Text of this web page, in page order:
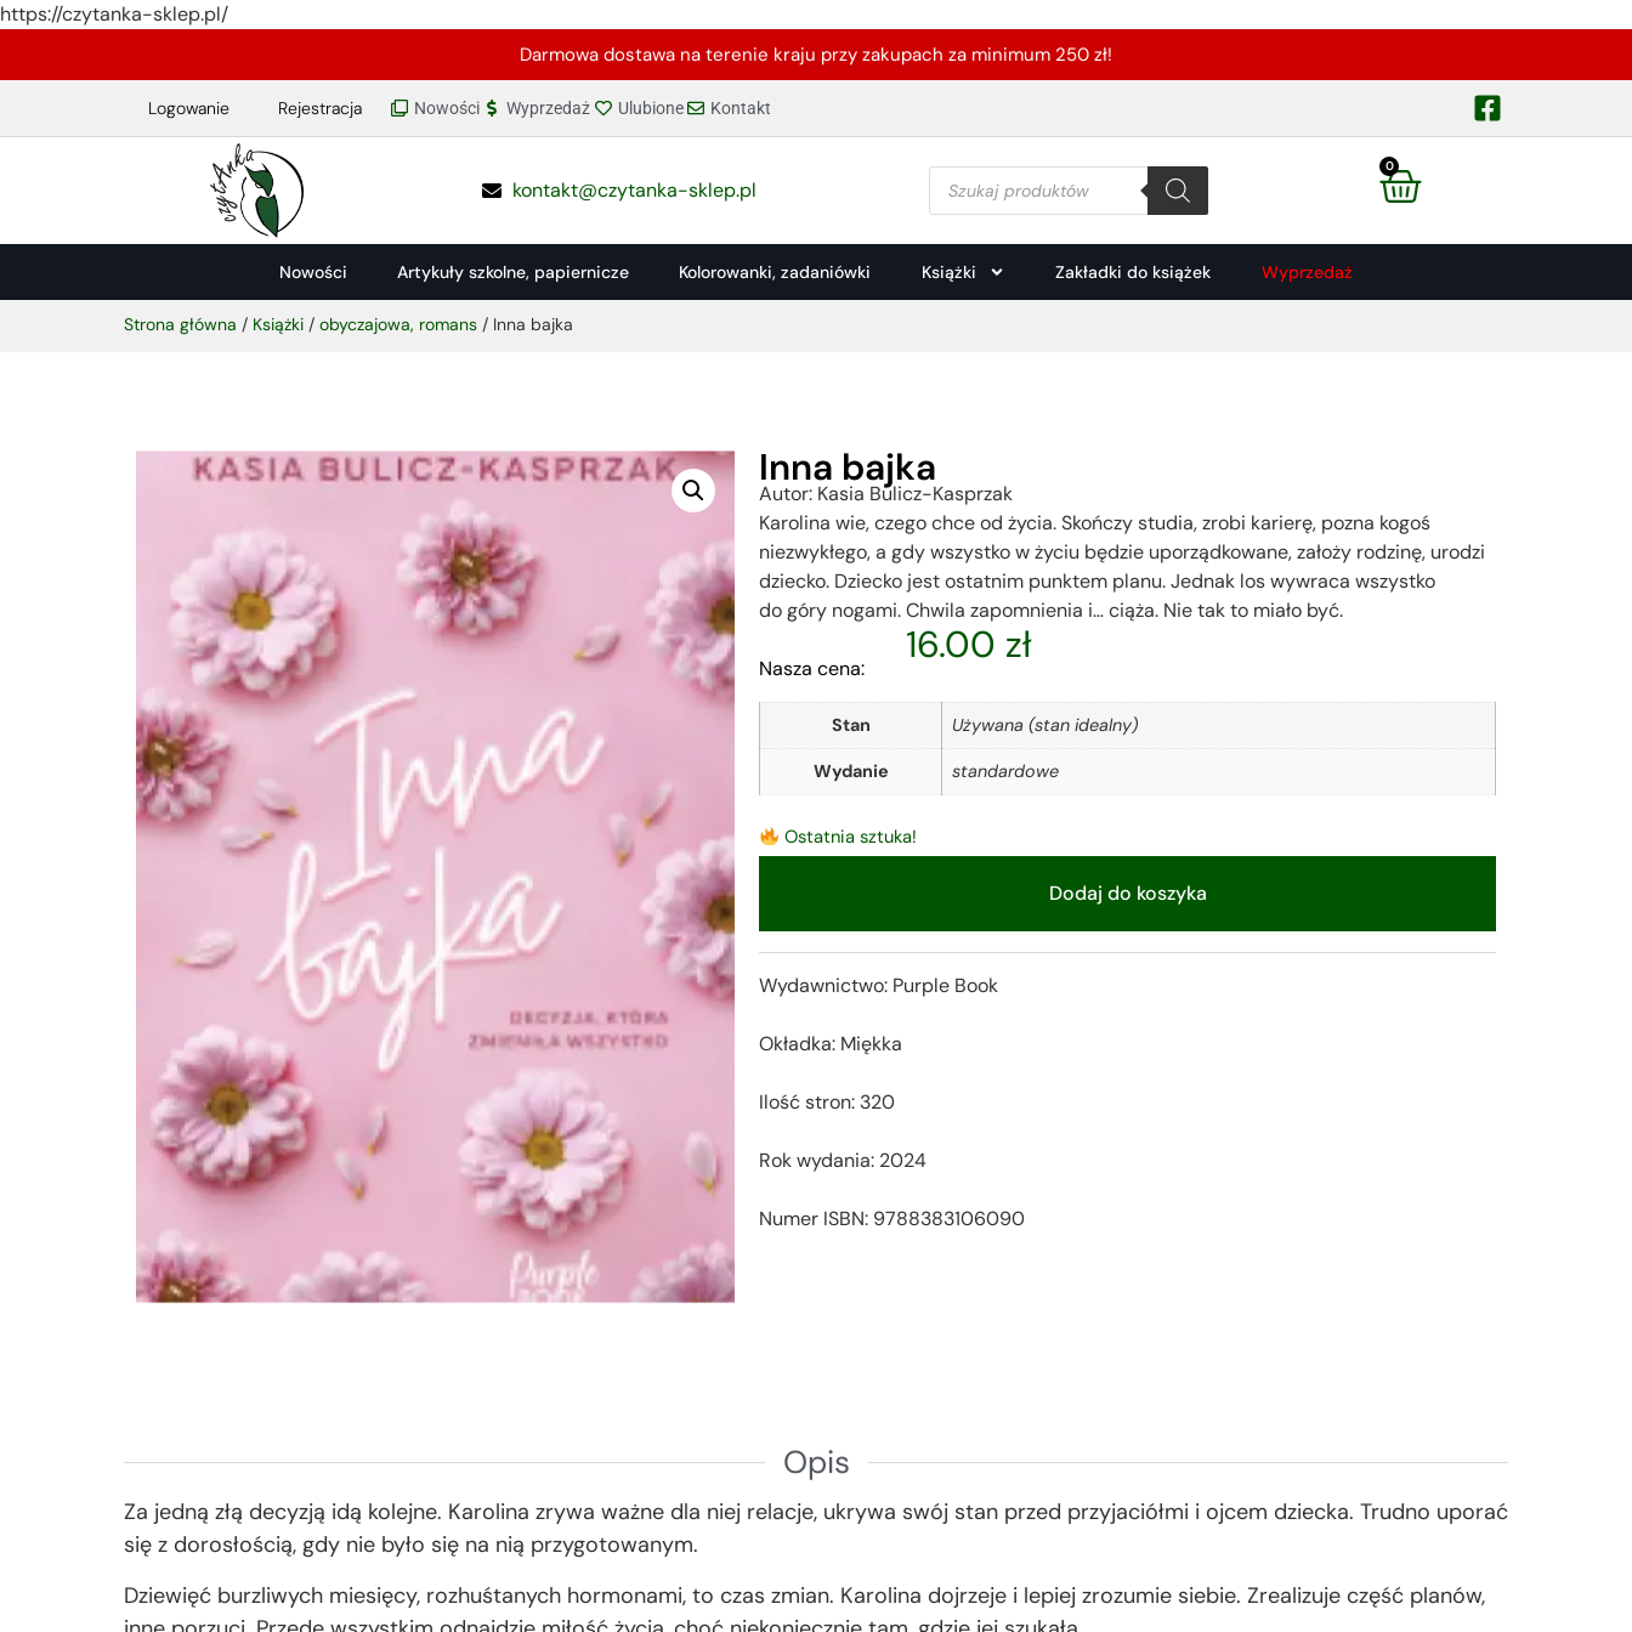
https://czytanka-sklep.pl/
Darmowa dostawa na terenie kraju przy zakupach za minimum 250 zł!
Logowanie Rejestracja Nowości Wyprzedaż Ulubione Kontakt
kontakt@czytanka-sklep.pl
0
Nowości Artykuły szkolne, papiernicze Kolorowanki, zadaniówki Książki Zakładki do książek Wyprzedaż
Strona główna / Książki / obyczajowa, romans / Inna bajka
Inna bajka
Autor: Kasia Bulicz-Kasprzak
Karolina wie, czego chce od życia. Skończy studia, zrobi karierę, pozna kogoś
niezwykłego, a gdy wszystko w życiu będzie uporządkowane, założy rodzinę, urodzi
dziecko. Dziecko jest ostatnim punktem planu. Jednak los wywraca wszystko
do góry nogami. Chwila zapomnienia i… ciąża. Nie tak to miało być.
Nasza cena:
16.00 zł
Stan Używana (stan idealny)
Wydanie standardowe
Ostatnia sztuka!
Dodaj do koszyka
Wydawnictwo: Purple Book
Okładka: Miękka
Ilość stron: 320
Rok wydania: 2024
Numer ISBN: 9788383106090
Opis
Za jedną złą decyzją idą kolejne. Karolina zrywa ważne dla niej relacje, ukrywa swój stan przed przyjaciółmi i ojcem dziecka. Trudno uporać
się z dorosłością, gdy nie było się na nią przygotowanym.
Dziewięć burzliwych miesięcy, rozhuśtanych hormonami, to czas zmian. Karolina dojrzeje i lepiej zrozumie siebie. Zrealizuje część planów,